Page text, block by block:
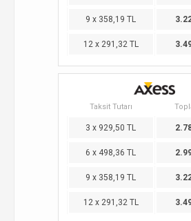
9 x 358,19 TL
12 x 291,32 TL
Taksit Tutarı
3 x 929,50 TL
6 x 498,36 TL
9 x 358,19 TL
12 x 291,32 TL